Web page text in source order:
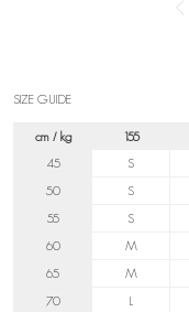
SIZE GUIDE
cm / kg 155
45
S
50
S
55
S
60
M
65
M
70
L